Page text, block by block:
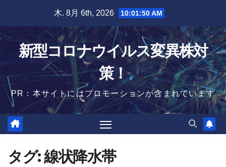
content
木. 8月 6th, 2026 10:01:51 AM
新型コロナウイルス変異株対
策！
PR：本サイトにはプロモーションが含まれています
タグ:線状降水帯